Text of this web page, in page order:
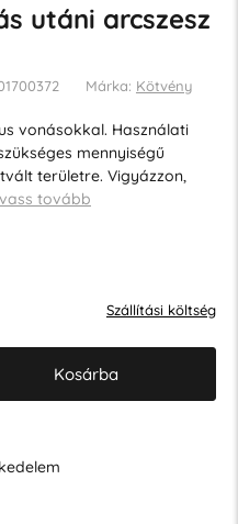
utáni arcszesz
Márka: Kötvény
vonásokkal. Használati
mennyiségű
területre. Vigyázzon,
tovább
Szállítási költség
Kosárba